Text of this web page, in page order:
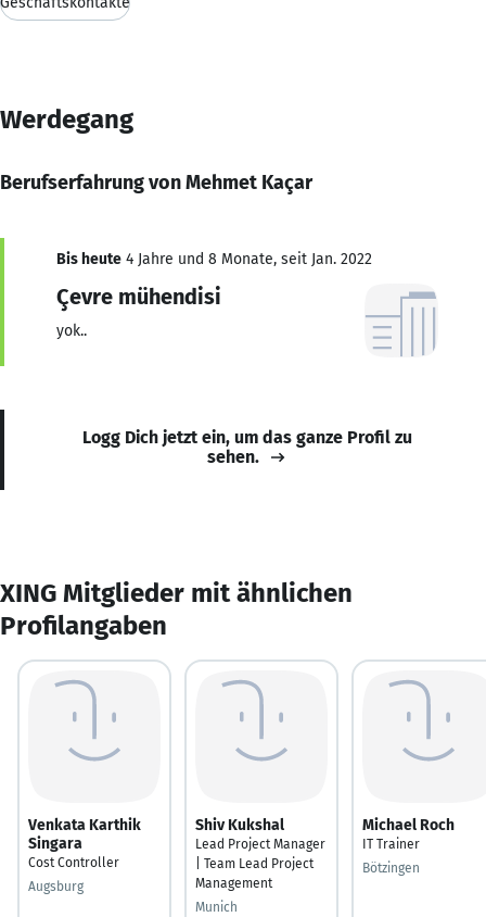
Werdegang
Berufserfahrung von Mehmet Kaçar
Bis heute 4 Jahre und 8 Monate, seit Jan. 2022
Çevre mühendisi
yok..
Logg Dich jetzt ein, um das ganze Profil zu
sehen.
XING Mitglieder mit ähnlichen
Profilangaben
Venkata Karthik
Singara
Cost Controller
Augsburg
Shiv Kukshal
Lead Project Manager
| Team Lead Project
Management
Munich
Michael Roch
IT Trainer
Bötzingen